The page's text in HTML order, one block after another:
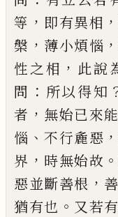
等 ， 即有異相 ，
槃 ， 薄小煩惱 ，
性之相 ， 此說
問 ： 所以得知
者 ， 無始已來能
惱 、不行麁惡 ，
界 ， 時無始故 。
惡並斷善根 ，
猶有也 。 又若